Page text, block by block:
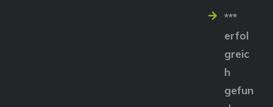
***
erfol
greic
h
gefun